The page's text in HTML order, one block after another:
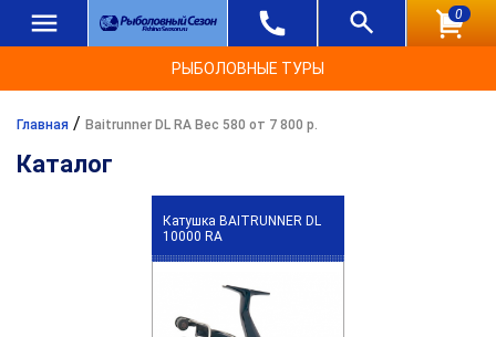
0
РЫБОЛОВНЫЕ ТУРЫ
Главная / Baitrunner DL RA Вес 580 от 7 800 р.
Каталог
Катушка BAITRUNNER DL
10000 RA